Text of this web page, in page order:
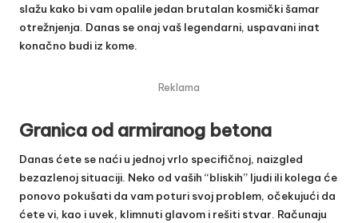
slažu kako bi vam opalile jedan brutalan kosmički šamar
otrežnjenja. Danas se onaj vaš legendarni, uspavani inat
konačno budi iz kome.
Reklama
Granica od armiranog betona
Danas ćete se naći u jednoj vrlo specifičnoj, naizgled
bezazlenoj situaciji. Neko od vaših “bliskih” ljudi ili kolega će
ponovo pokušati da vam poturi svoj problem, očekujući da
ćete vi, kao i uvek, klimnuti glavom i rešiti stvar. Računaju